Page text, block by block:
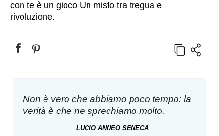
con te è un gioco Un misto tra tregua e
rivoluzione.
Non è vero che abbiamo poco tempo: la
verità è che ne sprechiamo molto.
LUCIO ANNEO SENECA